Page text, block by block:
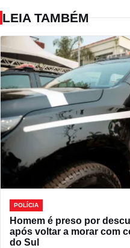
LEIA TAMBÉM
POLÍCIA
Homem é preso por
após voltar a morar com
do Sul